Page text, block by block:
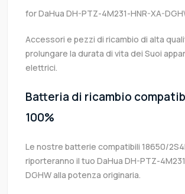
for DaHua DH-PTZ-4M231-HNR-XA-
Accessori e pezzi di ricambio di alta
prolungare la durata di vita dei Suoi
elettrici.
Batteria di ricambio
100%
Le nostre batterie compatibili 18650/
riporteranno il tuo DaHua DH-PTZ-
DGHW alla potenza originaria.